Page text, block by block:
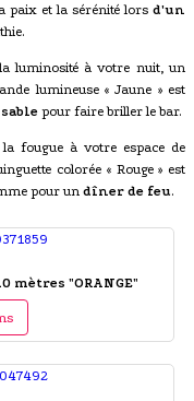
paix et la sérénité lorsd'un
luminosité à votre nuit, un
lumineuse « Jaune » est
pour faire briller le bar.
fougue à votre espace de
colorée « Rouge » est
pour un dîner de feu.
"ORANGE"